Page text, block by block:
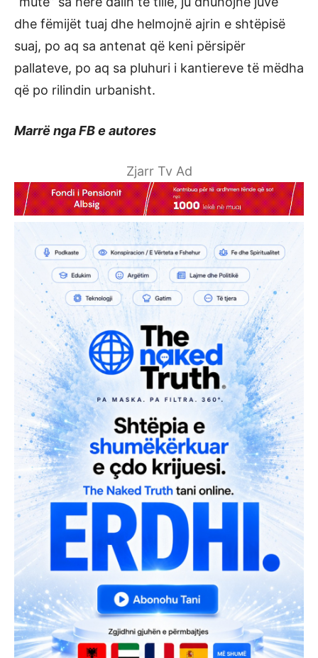
dhe fëmijët tuaj dhe helmojnë ajrin e shtëpisë
suaj, po aq sa antenat që keni përsipër
pallateve, po aq sa pluhuri i kantiereve të mëdha
që po rilindin urbanisht.
Marrë nga FB e autores
Zjarr Tv Ad